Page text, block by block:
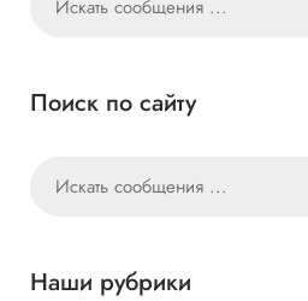
Поиск по сайту
Наши рубрики